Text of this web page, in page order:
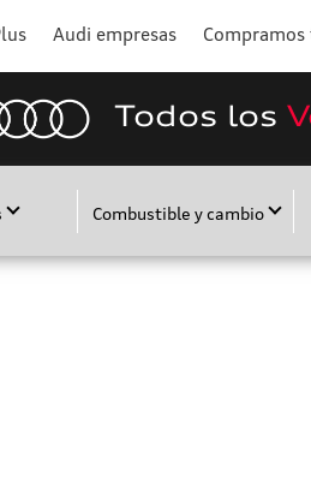
Audi empresas Compramos
Todos los
Combustible y cambio